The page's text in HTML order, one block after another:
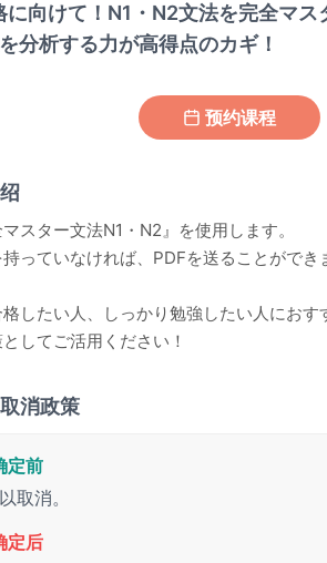
に向けて！N1・N2文法を完全マ
分析する力が高得点のカギ！
预约课程
マスター文法N1・N2』を使用します。
っていなければ、PDFを送ることができ
したい人、しっかり勉強したい人におす
してご活用ください！
消政策
定前
取消。
定后